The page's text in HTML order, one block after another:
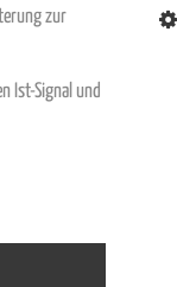
zur
Ist-Signal und